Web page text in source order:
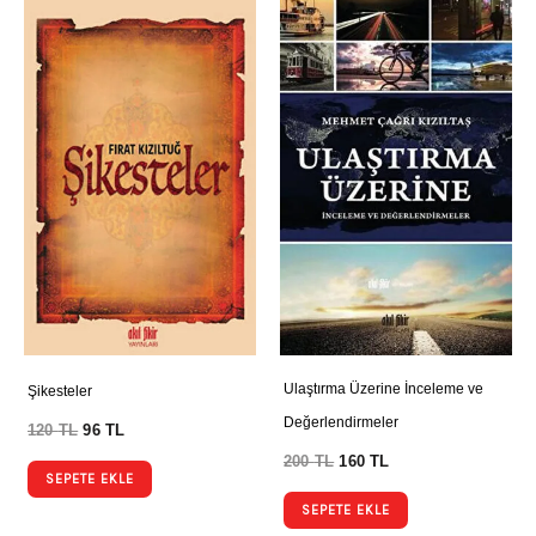
Şikesteler
120TL 96TL
SEPETE EKLE
Ulaştırma Üzerine İnceleme ve
Değerlendirmeler
200TL 160TL
SEPETE EKLE